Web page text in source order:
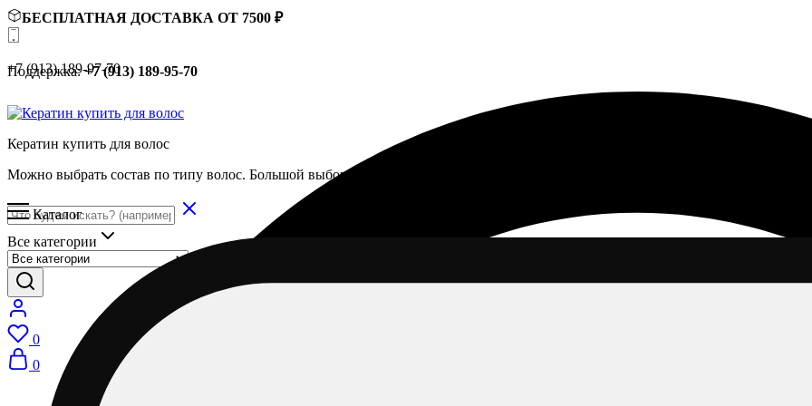
БЕСПЛАТНАЯ ДОСТАВКА ОТ 7500 ₽
+7 (913) 189-97-70
Поддержка:+7 (913) 189-95-70
Кератин купить для волос
Можно выбрать состав по типу волос. Большой выбор составов, инструментов и материалов. Ищешь Кератин купить? Закажи у
Все категории
0
0
Каталог